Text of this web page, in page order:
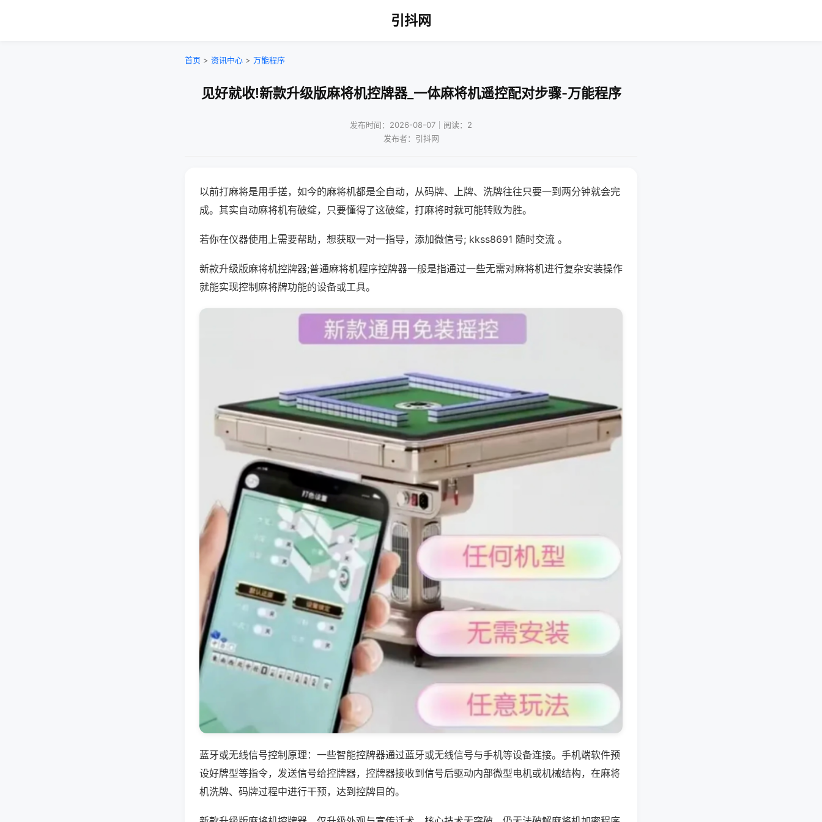
引抖网
首页 > 资讯中心 > 万能程序
见好就收!新款升级版麻将机控牌器_一体麻将机遥控配对步骤-万能程序
发布时间：2026-08-07｜阅读：2
发布者：引抖网
以前打麻将是用手搓，如今的麻将机都是全自动，从码牌、上牌、洗牌往往只要一到两分钟就会完
成。其实自动麻将机有破绽，只要懂得了这破绽，打麻将时就可能转败为胜。
若你在仪器使用上需要帮助，想获取一对一指导，添加微信号; kkss8691 随时交流 。
新款升级版麻将机控牌器;普通麻将机程序控牌器一般是指通过一些无需对麻将机进行复杂安装操作
就能实现控制麻将牌功能的设备或工具。
蓝牙或无线信号控制原理：一些智能控牌器通过蓝牙或无线信号与手机等设备连接。手机端软件预
设好牌型等指令，发送信号给控牌器，控牌器接收到信号后驱动内部微型电机或机械结构，在麻将
机洗牌、码牌过程中进行干预，达到控牌目的。